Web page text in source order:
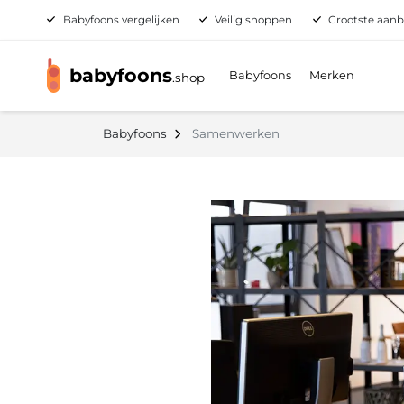
Babyfoons vergelijken Veilig shoppen Grootste
babyfoons.shop Babyfoons Merken
Babyfoons Samenwerken